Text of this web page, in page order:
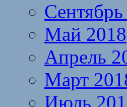
Май 2018
Апрель
Март
Июль